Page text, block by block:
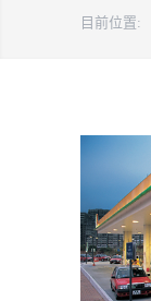
目前位置: